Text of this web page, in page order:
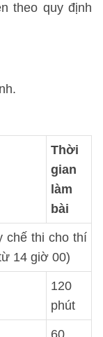
theo quy định
Thời
gian
làm
bài
chế thi cho thí
14 giờ 00)
120
phút
60